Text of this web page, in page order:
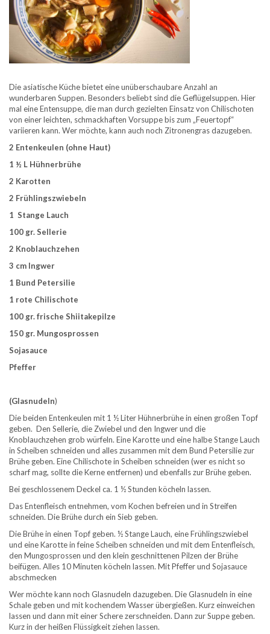
Die asiatische Küche bietet eine unüberschaubare Anzahl an
wunderbaren Suppen. Besonders beliebt sind die Geflügelsuppen. Hier
mal eine Entensuppe, die man durch gezielten Einsatz von Chilischoten
von einer leichten, schmackhaften Vorsuppe bis zum „Feuertopf“
variieren kann. Wer möchte, kann auch noch Zitronengras dazugeben.
2 Entenkeulen (ohne Haut)
1 ½ L Hühnerbrühe
2 Karotten
2 Frühlingszwiebeln
1 Stange Lauch
100 gr. Sellerie
2 Knoblauchzehen
3 cm Ingwer
1 Bund Petersilie
1 rote Chilischote
100 gr. frische Shiitakepilze
150 gr. Mungosprossen
Sojasauce
Pfeffer
(Glasnudeln)
Die beiden Entenkeulen mit 1 ½ Liter Hühnerbrühe in einen großen Topf
geben. Den Sellerie, die Zwiebel und den Ingwer und die
Knoblauchzehen grob würfeln. Eine Karotte und eine halbe Stange Lauch
in Scheiben schneiden und alles zusammen mit dem Bund Petersilie zur
Brühe geben. Eine Chilischote in Scheiben schneiden (wer es nicht so
scharf mag, sollte die Kerne entfernen) und ebenfalls zur Brühe geben.
Bei geschlossenem Deckel ca. 1 ½ Stunden köcheln lassen.
Das Entenfleisch entnehmen, vom Kochen befreien und in Streifen
schneiden. Die Brühe durch ein Sieb geben.
Die Brühe in einen Topf geben. ½ Stange Lauch, eine Frühlingszwiebel
und eine Karotte in feine Scheiben schneiden und mit dem Entenfleisch,
den Mungosprossen und den klein geschnittenen Pilzen der Brühe
beifügen. Alles 10 Minuten köcheln lassen. Mit Pfeffer und Sojasauce
abschmecken
Wer möchte kann noch Glasnudeln dazugeben. Die Glasnudeln in eine
Schale geben und mit kochendem Wasser übergießen. Kurz einweichen
lassen und dann mit einer Schere zerschneiden. Dann zur Suppe geben.
Kurz in der heißen Flüssigkeit ziehen lassen.